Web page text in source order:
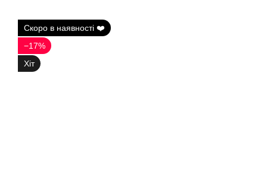
Скоро в наявності ❤️
−17%
Хіт